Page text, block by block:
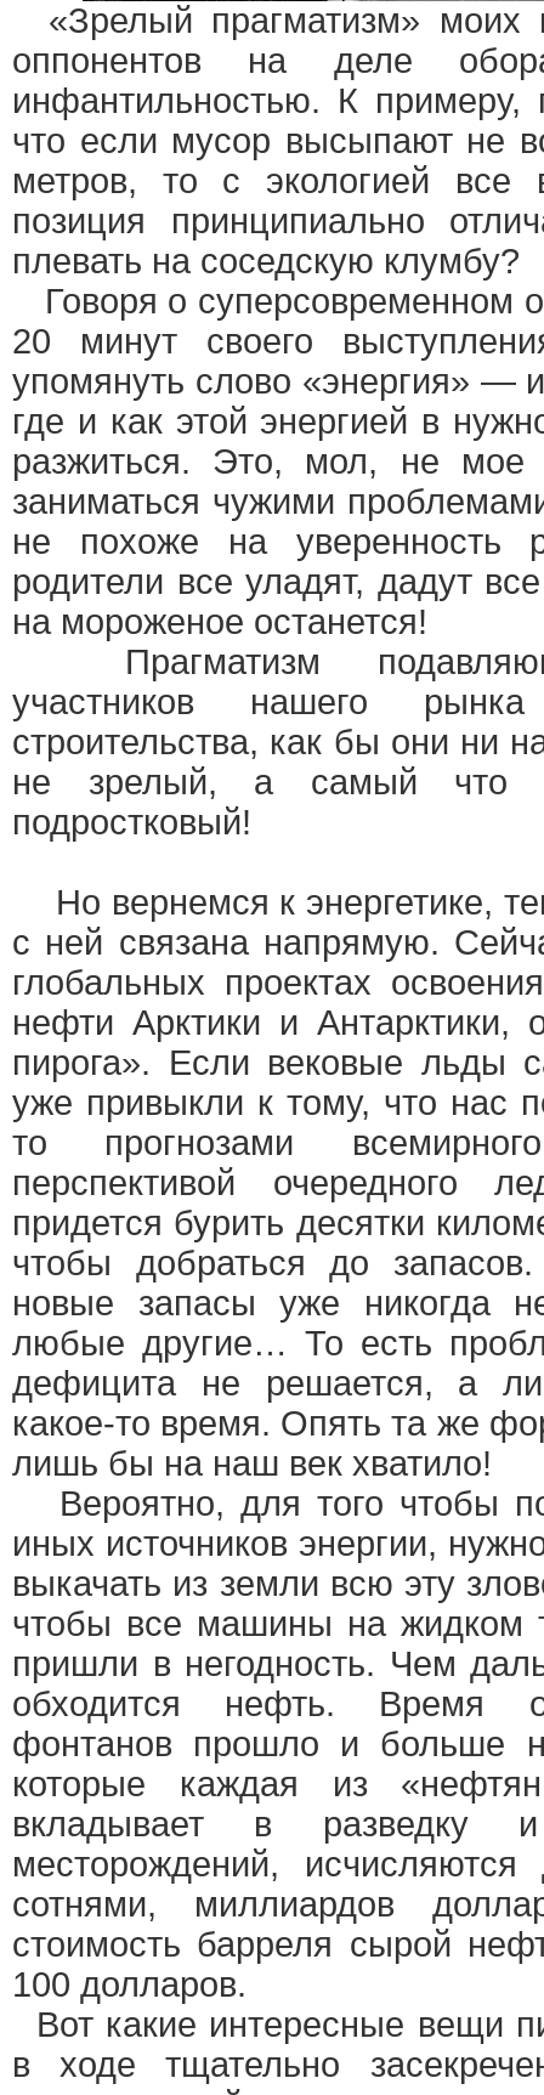
«Зрелый прагматизм» моих
оппонентов на деле
инфантильностью. К примеру,
что если мусор высыпают не
метров, то с экологией
позиция принципиально
плевать на соседскую клумбу?
Говоря о суперсовременном
20 минут своего
упомянуть слово «энергия» —
где и как этой энергией в
разжиться. Это, мол, не
заниматься чужими
не похоже на уверенность
родители все уладят, дадут
на мороженое останется!
Прагматизм
участников нашего рынка
строительства, как бы они ни
не зрелый, а самый что
подростковый!
Но вернемся к энергетике,
с ней связана напрямую.
глобальных проектах
нефти Арктики и Антарктики,
пирога». Если вековые льды
уже привыкли к тому, что нас
то прогнозами
перспективой очередного
придется бурить десятки
чтобы добраться до
новые запасы уже никогда
любые другие… То есть
дефицита не решается, а
какое-то время. Опять та же
лишь бы на наш век хватило!
Вероятно, для того чтобы
иных источников энергии,
выкачать из земли всю эту
чтобы все машины на жидком
пришли в негодность. Чем
обходится нефть. Время
фонтанов прошло и больше
которые каждая из
вкладывает в разведку
месторождений,
сотнями, миллиардов
стоимость барреля сырой
100 долларов.
Вот какие интересные вещи
в ходе тщательно